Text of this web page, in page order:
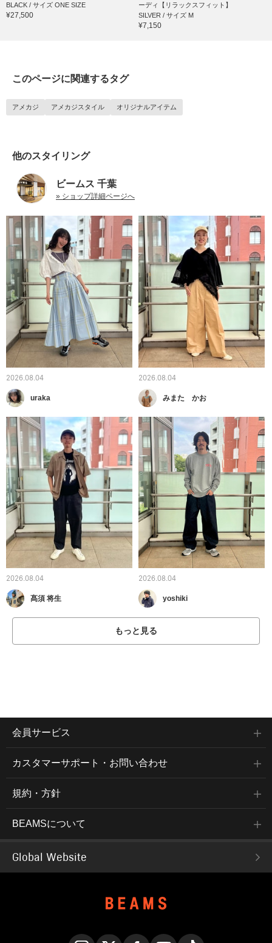
BLACK / サイズ ONE SIZE
¥27,500
ーディ【リラックスフィット】
SILVER / サイズ M
¥7,150
このページに関連するタグ
アメカジ アメカジスタイル オリジナルアイテム
他のスタイリング
ビームス 千葉
» ショップ詳細ページへ
2026.08.04
uraka
2026.08.04
みまた かお
2026.08.04
髙須 将生
2026.08.04
yoshiki
もっと見る
会員サービス
カスタマーサポート・お問い合わせ
規約・方針
BEAMSについて
Global Website